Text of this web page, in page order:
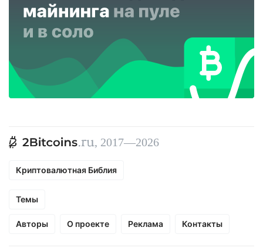
, 2017—2026
Криптовалютная Библия
Темы
Авторы О проекте Реклама Контакты